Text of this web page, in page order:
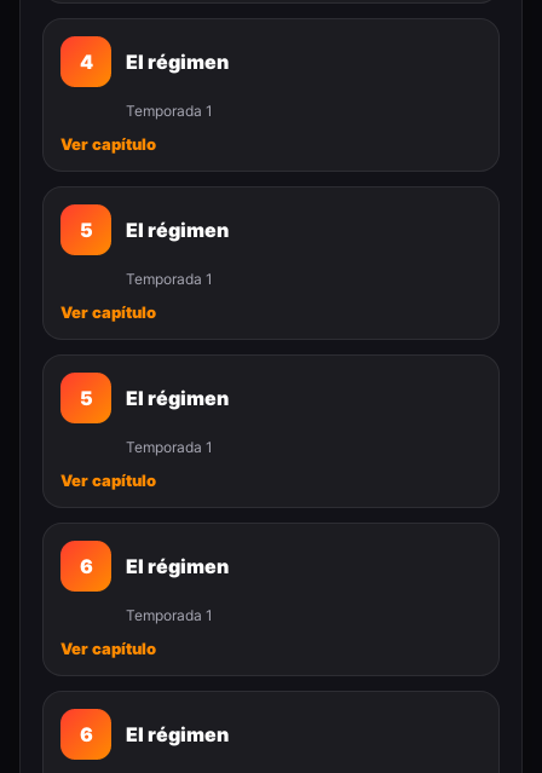
4 El régimen
Temporada 1
Ver capítulo
5 El régimen
Temporada 1
Ver capítulo
5 El régimen
Temporada 1
Ver capítulo
6 El régimen
Temporada 1
Ver capítulo
6 El régimen